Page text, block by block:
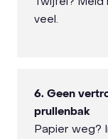
Twijfel?
veel.
6. Geen
prullenbak
Papier weg?